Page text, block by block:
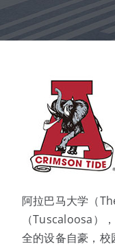
阿拉巴马大学（
（Tuscaloosa）
全的设备自豪，校